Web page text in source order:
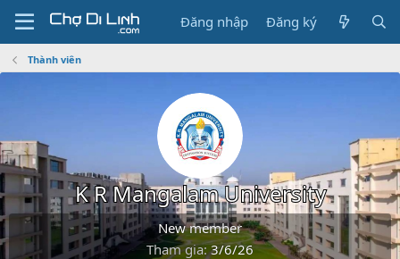
Đăng nhập Đăng ký
Thành viên
K R Mangalam University
New member
Tham gia 3/6/26